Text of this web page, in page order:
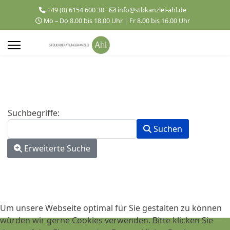
+49 (0) 6154 600 30
info@stbkanzlei-ahl.de
Mo – Do 8.00 bis 18.00 Uhr | Fr 8.00 bis 16.00 Uhr
Suchformular
Suchbegriffe:
Suchen
Erweiterte Suche
Um unsere Webseite optimal für Sie gestalten zu können
würden wir gerne Cookies verwenden. Bitte klicken Sie